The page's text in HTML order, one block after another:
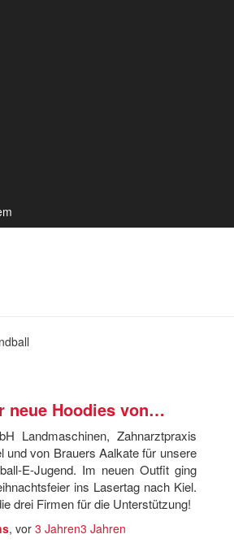
neue Hoodies von…
Landmaschinen, Zahnarztpraxis
und von Brauers Aalkate für unsere
E-Jugend. Im neuen Outfit ging
ins Lasertag nach Kiel.
drei Firmen für die Unterstützung!
, vor 3 Jahren3 Jahren